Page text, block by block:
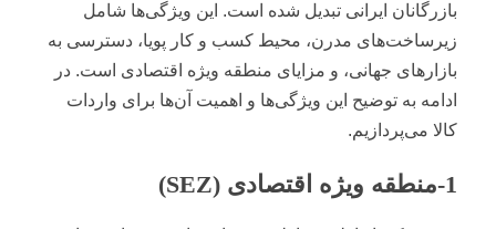
بازرگانان ایرانی تبدیل شده است. این ویژگی‌ها شامل
زیرساخت‌های مدرن، محیط کسب و کار پویا، دسترسی به
بازارهای جهانی، و مزایای منطقه ویژه اقتصادی است. در
ادامه به توضیح این ویژگی‌ها و اهمیت آن‌ها برای واردات
کالا می‌پردازیم.
1-منطقه ویژه اقتصادی (SEZ)